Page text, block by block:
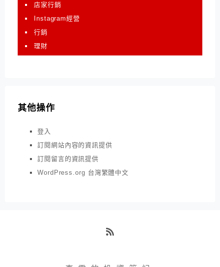
店家行銷
Instagram經營
行銷
理財
其他操作
登入
訂閱網站內容的資訊提供
訂閱留言的資訊提供
WordPress.org 台灣繁體中文